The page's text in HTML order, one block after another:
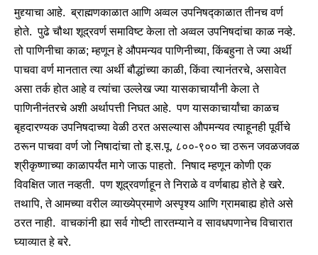
मुद्द्याचा आहे. ब्राह्मणकाळात आणि अव्वल उपनिषद्काळात तीनच वर्ण
होते. पुढे चौथा शूद्रवर्ण समाविष्ट केला तो अव्वल उपनिषदांचा काळ नव्हे.
तो पाणिनीचा काळ; म्हणून हे औपमन्यव पाणिनीच्या, किंबहुना ते ज्या अर्थी
पाचवा वर्ण मानतात त्या अर्थी बौद्धांच्या काळी, किंवा त्यानंतरचे, असावेत
असा तर्क होत आहे व त्यांचा उल्लेख ज्या यासकाचार्यांनी केला ते
पाणिनीनंतरचे अशी अर्थापत्ती निघत आहे. पण यासकाचार्यांचा काळच
बृहदारण्यक उपनिषदाच्या वेळी ठरत असल्यास औपमन्यव त्याहूनही पूर्वीचे
ठरून पाचवा वर्ण जो निषादांचा तो इ.स.पू. ८००-९०० चा ठरून जवळजवळ
श्रीकृष्णाच्या काळापर्यंत मागे जाऊ पाहतो. निषाद म्हणून कोणी एक
विवक्षित जात नव्हती. पण शूद्रवर्णाहून ते निराळे व वर्णबाह्य होते हे खरे.
तथापि, ते आमच्या वरील व्याख्येप्रमाणे अस्पृश्य आणि ग्रामबाह्य होते असे
ठरत नाही. वाचकांनी ह्या सर्व गोष्टी तारतम्याने व सावधपणानेच विचारात
घ्याव्यात हे बरे.